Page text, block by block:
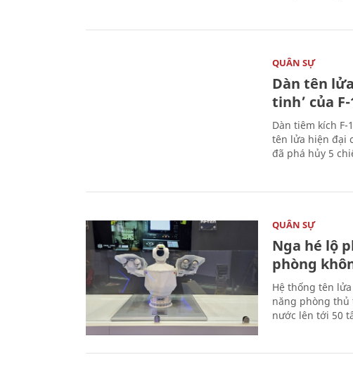
QUÂN SỰ
Dàn tên
tinh’ của
Dàn tiêm kích F-
tên lửa hiện đại
đã phá hủy 5
QUÂN SỰ
Nga hé lộ
phòng
Hệ thống tên
năng phòng thủ
nước lên tới 50